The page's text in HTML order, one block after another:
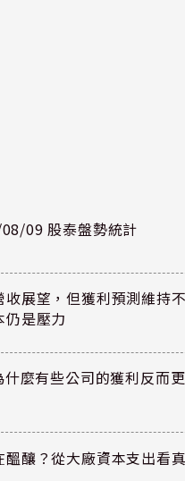
08/09 股泰盤勢統計
收展望，但獲利預測維持不
是壓力
麼有些公司的獲利反而
釀？從大廠資本支出看